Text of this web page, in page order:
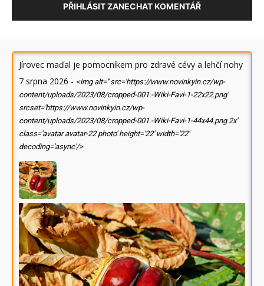
PŘIHLÁSIT ZANECHAT KOMENTÁŘ
Jírovec maďal je pomocníkem pro zdravé cévy a lehčí nohy
7 srpna 2026 - <img alt='' src='https://www.novinkyin.cz/wp-
content/uploads/2023/08/cropped-001.-Wiki-Favi-1-22x22.png'
srcset='https://www.novinkyin.cz/wp-
content/uploads/2023/08/cropped-001.-Wiki-Favi-1-44x44.png 2x'
class='avatar avatar-22 photo' height='22' width='22'
decoding='async'/>